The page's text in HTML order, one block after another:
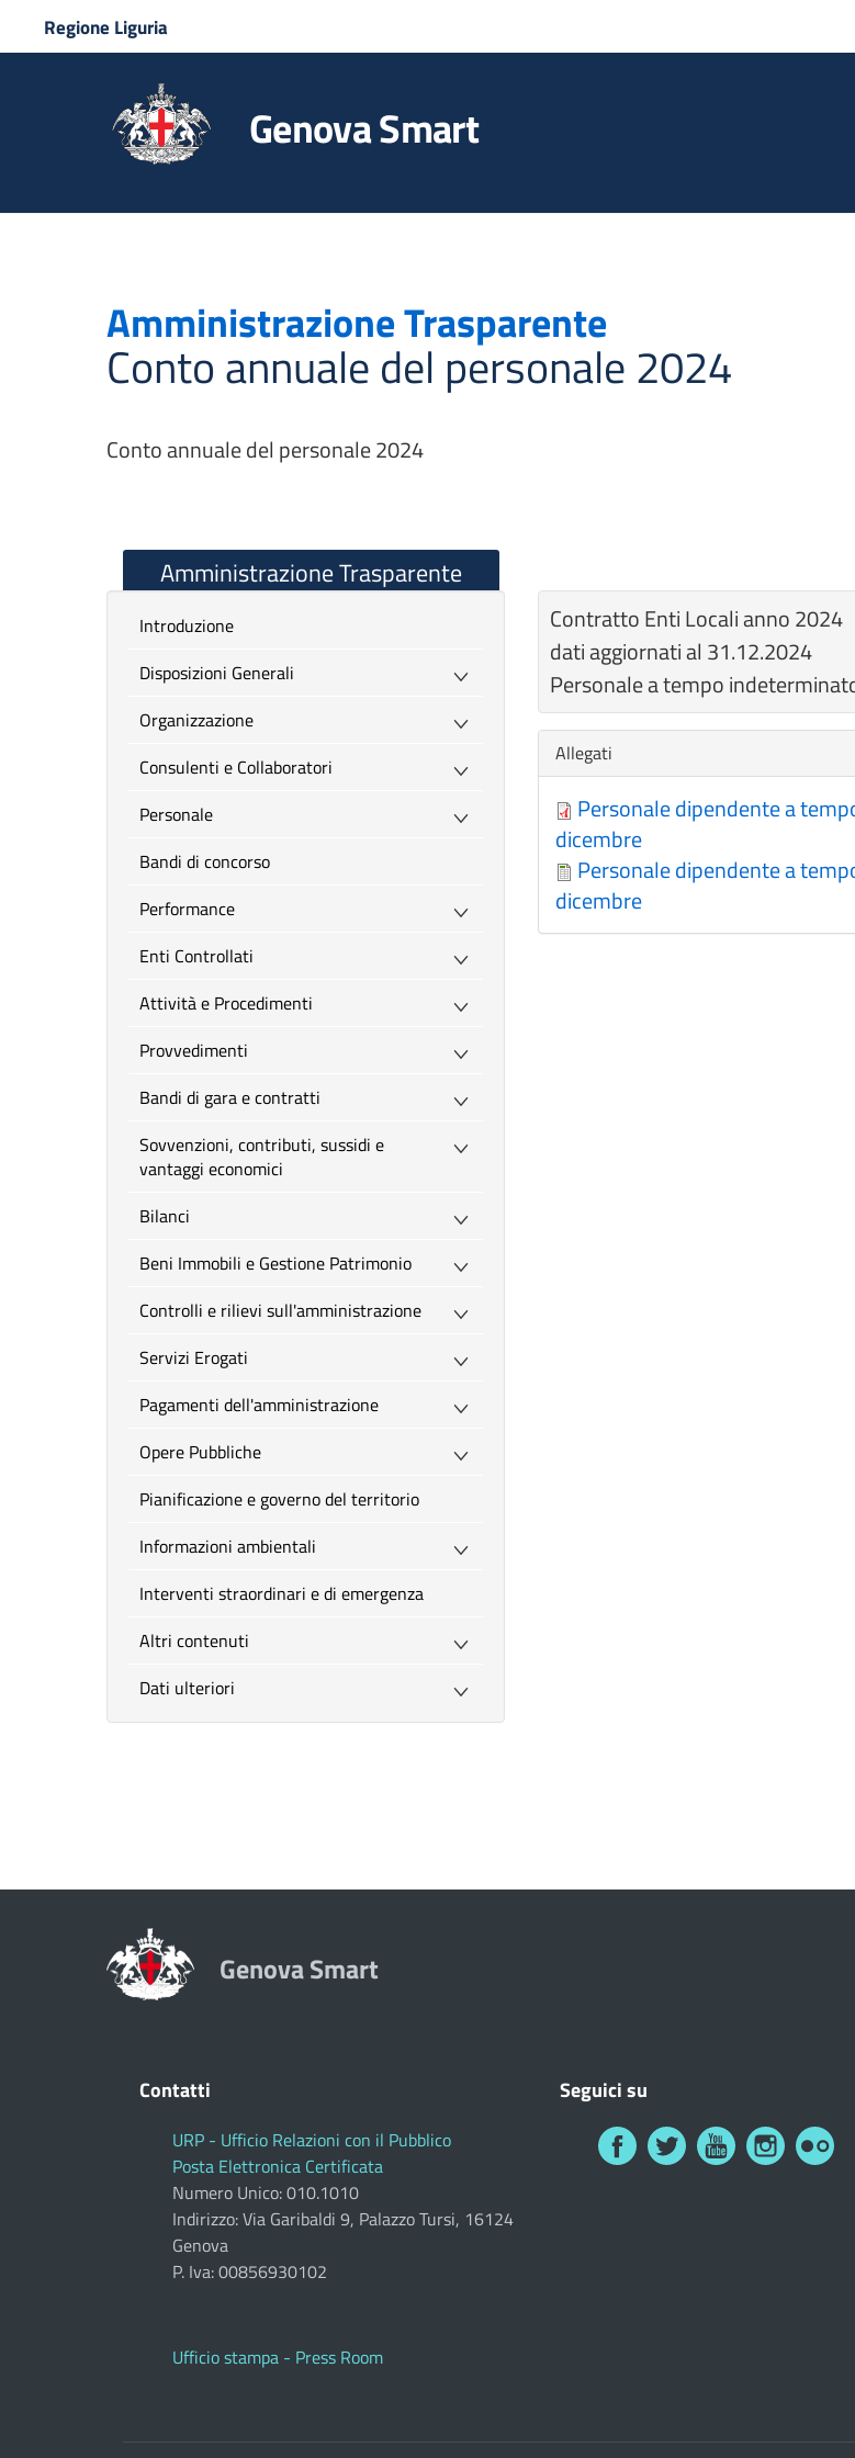
Regione Liguria
Genova Smart
Amministrazione Trasparente
Conto annuale del personale 2024
Conto annuale del personale 2024
Amministrazione Trasparente
Contratto Enti Locali anno 2024
dati aggiornati al 31.12.2024
Personale a tempo
Nascondi
Allegati
Personale dipendente a
dicembre
Personale dipendente a
dicembre
introduzione
Disposizioni Generali
Organizzazione
Consulenti e Collaboratori
Personale
Bandi di concorso
Performance
Enti Controllati
Attività e Procedimenti
Provvedimenti
Bandi di gara e contratti
Sovvenzioni, contributi, sussidi e
vantaggi economici
Bilanci
Beni Immobili e Gestione Patrimonio
Controlli e rilievi sull'amministrazione
Servizi Erogati
Pagamenti dell'amministrazione
Opere Pubbliche
Pianificazione e governo del territorio
Informazioni ambientali
Interventi straordinari e di emergenza
Altri contenuti
Dati ulteriori
Genova Smart
Contatti
URP - Ufficio Relazioni con il Pubblico
Posta Elettronica Certificata
Numero Unico: 010.1010
Indirizzo: Via Garibaldi 9, Palazzo Tursi, 16124
Genova
P. Iva: 00856930102
Ufficio stampa - Press Room
Seguici su